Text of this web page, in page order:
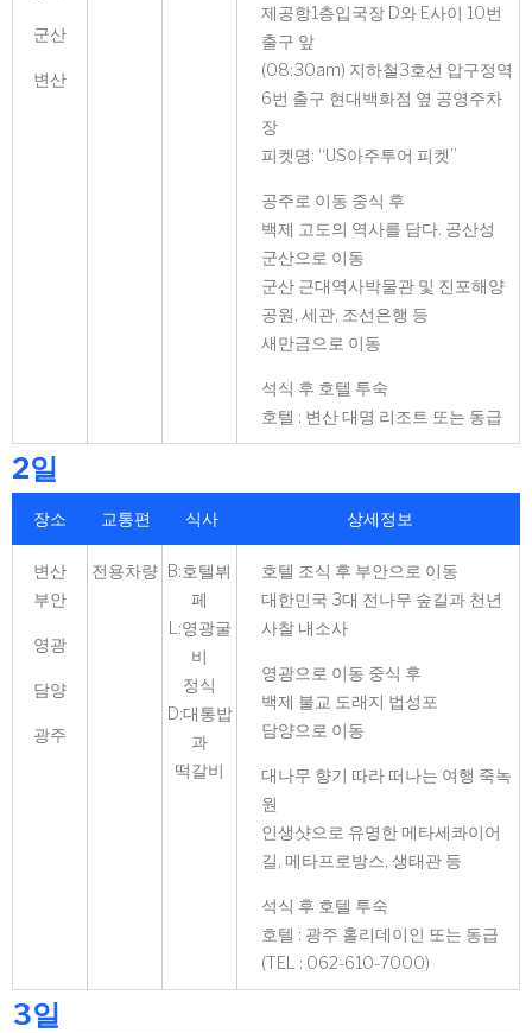
군산
변산
제공항1층입국장 D와 E사이 10번
출구 앞
(08:30am) 지하철3호선 압구정역
6번 출구 현대백화점 옆 공영주차
장
피켓명: “US아주투어 피켓”
공주로 이동 중식 후
백제 고도의 역사를 담다. 공산성
군산으로 이동
군산 근대역사박물관 및 진포해양
공원, 세관, 조선은행 등
새만금으로 이동
석식 후 호텔 투숙
호텔 : 변산 대명 리조트 또는 동급
2일
장소 교통편 식사 상세정보
변산
부안
영광
담양
광주
전용차량 B:호텔뷔
페
L:영광굴
비
정식
D:대통밥
과
떡갈비
호텔 조식 후 부안으로 이동
대한민국 3대 전나무 숲길과 천년
사찰 내소사
영광으로 이동 중식 후
백제 불교 도래지 법성포
담양으로 이동
대나무 향기 따라 떠나는 여행 죽녹
원
인생샷으로 유명한 메타세콰이어
길, 메타프로방스, 생태관 등
석식 후 호텔 투숙
호텔 : 광주 홀리데이인 또는 동급
(TEL : 062-610-7000)
3일